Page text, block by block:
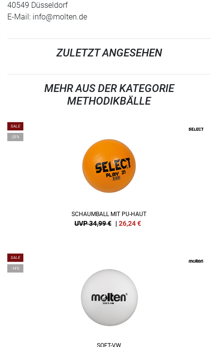
40549 Düsseldorf
E-Mail: info@molten.de
ZULETZT ANGESEHEN
MEHR AUS DER KATEGORIE
METHODIKBÄLLE
SALE
-25%
SCHAUMBALL MIT PU-HAUT
UVP 34,99 € | 26,24€
SALE
-14%
SOFT-VW